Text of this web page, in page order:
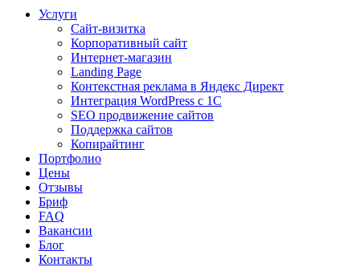
Услуги
Сайт-визитка
Корпоративный сайт
Интернет-магазин
Landing Page
Контекстная реклама в Яндекс Директ
Интеграция WordPress c 1C
SEO продвижение сайтов
Поддержка сайтов
Копирайтинг
Портфолио
Цены
Отзывы
Бриф
FAQ
Вакансии
Блог
Контакты